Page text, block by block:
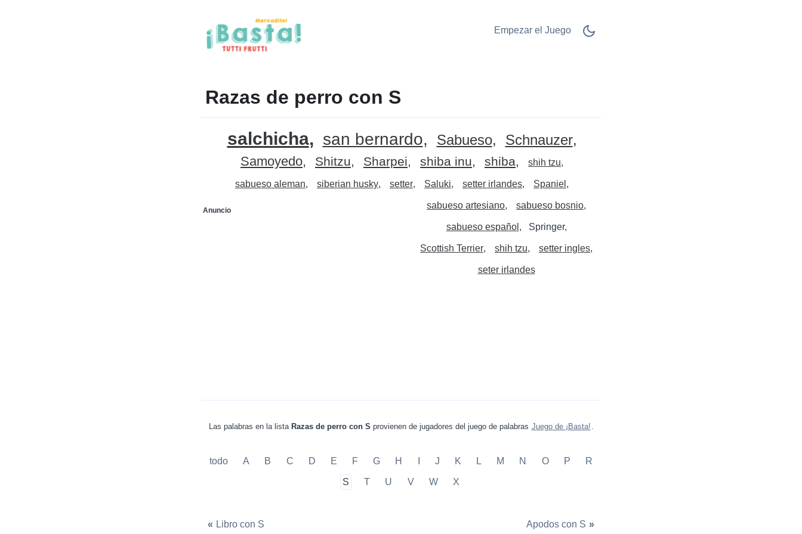
Empezar el Juego
Razas de perro con S
salchicha san bernardo Sabueso Schnauzer
Samoyedo Shitzu Sharpei shiba inu shiba shih tzu
sabueso aleman siberian husky setter Saluki setter irlandes
Anuncio
Spaniel
sabueso artesiano sabueso bosnio
sabueso español Springer
Scottish Terrier shih tzu setter ingles
seter irlandes
Las palabras en la lista Razas de perro con S provienen de jugadores del juego de palabras Juego de ¡Basta!
todo A B C D E F G H J K L M N O P R
S T U V W X
« Libro con S Apodos con S »